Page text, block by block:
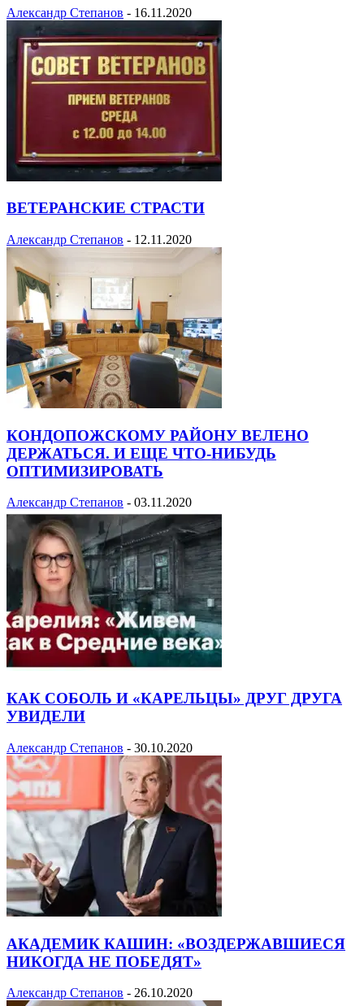
Александр Степанов - 16.11.2020
ВЕТЕРАНСКИЕ СТРАСТИ
Александр Степанов - 12.11.2020
КОНДОПОЖСКОМУ РАЙОНУ ВЕЛЕНО
ДЕРЖАТЬСЯ. И ЕЩЕ ЧТО-НИБУДЬ
ОПТИМИЗИРОВАТЬ
Александр Степанов - 03.11.2020
КАК СОБОЛЬ И «КАРЕЛЬЦЫ» ДРУГ ДРУГА
УВИДЕЛИ
Александр Степанов - 30.10.2020
АКАДЕМИК КАШИН: «ВОЗДЕРЖАВШИЕСЯ
НИКОГДА НЕ ПОБЕДЯТ»
Александр Степанов - 26.10.2020